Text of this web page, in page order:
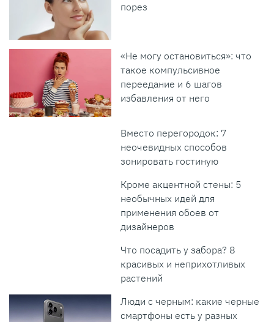
порез
«Не могу остановиться»: что
такое компульсивное
переедание и 6 шагов
избавления от него
Вместо перегородок: 7
неочевидных способов
зонировать гостиную
Кроме акцентной стены: 5
необычных идей для
применения обоев от
дизайнеров
Что посадить у забора? 8
красивых и неприхотливых
растений
Люди с черным: какие черные
смартфоны есть у разных